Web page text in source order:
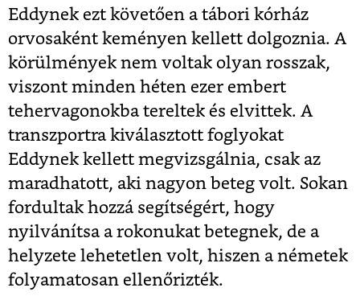
Eddynek ezt követően a tábori kórház
orvosaként keményen kellett dolgoznia. A
körülmények nem voltak olyan rosszak,
viszont minden héten ezer embert
tehervagonokba tereltek és elvittek. A
transzportra kiválasztott foglyokat
Eddynek kellett megvizsgálnia, csak az
maradhatott, aki nagyon beteg volt. Sokan
fordultak hozzá segítségért, hogy
nyilvánítsa a rokonukat betegnek, de a
helyzete lehetetlen volt, hiszen a németek
folyamatosan ellenőrizték.